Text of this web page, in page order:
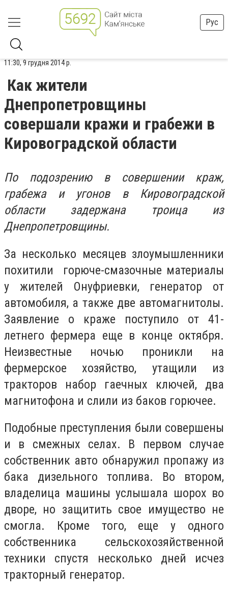
Рус
11:30, 9 грудня 2014 р.
Как жители
Днепропетровщины
совершали кражи и грабежи в
Кировоградской области
По подозрению в совершении краж,
грабежа и угонов в Кировоградской
области задержана троица из
Днепропетровщины.
За несколько месяцев злоумышленники
похитили горюче-смазочные материалы
у жителей Онуфриевки, генератор от
автомобиля, а также две автомагнитолы.
Заявление о краже поступило от 41-
летнего фермера еще в конце октября.
Неизвестные ночью проникли на
фермерское хозяйство, утащили из
тракторов набор гаечных ключей, два
магнитофона и слили из баков горючее.
Подобные преступления были совершены
и в смежных селах. В первом случае
собственник авто обнаружил пропажу из
бака дизельного топлива. Во втором,
владелица машины услышала шорох во
дворе, но защитить свое имущество не
смогла. Кроме того, еще у одного
собственника сельскохозяйственной
техники спустя несколько дней исчез
тракторный генератор.